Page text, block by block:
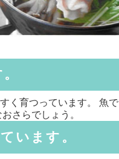
く育つっています。 魚
さらでしょう。
います。